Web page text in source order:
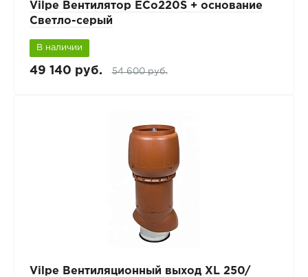
Vilpe Вентилятор ECo220S + основание
Светло-серый
В наличии
49 140 руб. 54 600 руб.
Vilpe Вентиляционный выход XL 250/